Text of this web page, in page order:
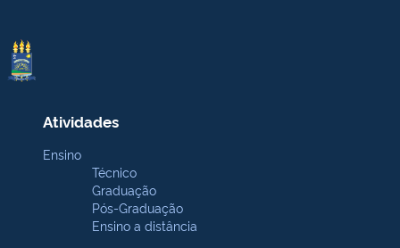
Atividades
Ensino
Técnico
Graduação
Pós-Graduação
Ensino a distância